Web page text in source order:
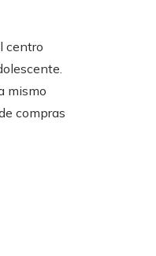
centro
mismo
compras